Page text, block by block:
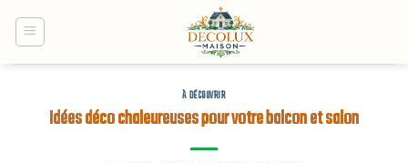
À DÉCOUVRIR
Idées déco chaleureuses pour votre balcon et salon